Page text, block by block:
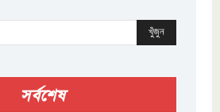
খুঁজুন
সর্বশেষ